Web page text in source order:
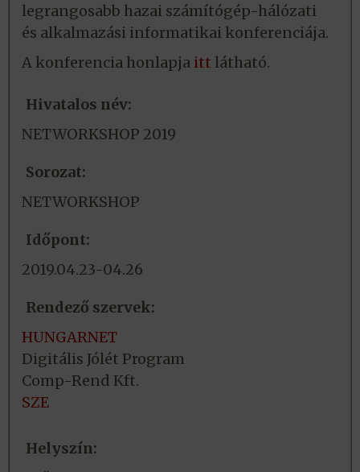
legrangosabb hazai számítógép-hálózati
és alkalmazási informatikai konferenciája.
A konferencia honlapja itt látható.
Hivatalos név:
NETWORKSHOP 2019
Sorozat:
NETWORKSHOP
Időpont:
2019.04.23-04.26
Rendező szervek:
HUNGARNET
Digitális Jólét Program
Comp-Rend Kft.
SZE
Helyszín: